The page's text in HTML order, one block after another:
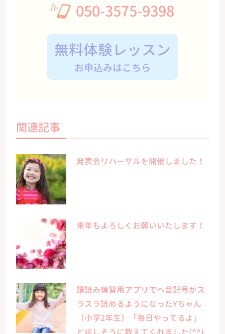
050-3575-9398
無料体験レッスン
お申込みはこちら
関連記事
発表会リハーサルを開催しました！
来年もよろしくお願いいたします！
譜読み練習用アプリでヘ音記号がス
ラスラ読めるようになったYちゃん
（小学2年生）「毎日やってるよ」